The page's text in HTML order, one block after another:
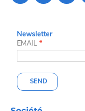
Newsletter
EMAIL*
SEND